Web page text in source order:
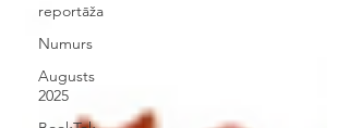
reportāža
Numurs
Augusts
2025